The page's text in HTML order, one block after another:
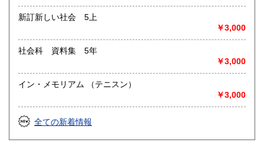
新訂新しい社会 5上
￥3,000
社会科 資料集 5年
￥3,000
イン・メモリアム （テニスン）
￥3,000
全ての新着情報